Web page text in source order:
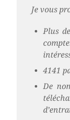
Je vous
Plus
4141
De